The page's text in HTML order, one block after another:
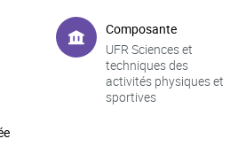
Composante
UFR Sciences et
techniques des
activités physiques et
sportives